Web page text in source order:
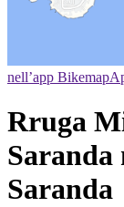
nell’app Bikemap
Rruga
Saranda
Saranda